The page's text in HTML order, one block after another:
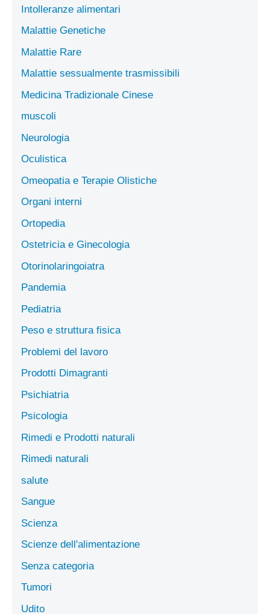
Intolleranze alimentari
Malattie Genetiche
Malattie Rare
Malattie sessualmente trasmissibili
Medicina Tradizionale Cinese
muscoli
Neurologia
Oculistica
Omeopatia e Terapie Olistiche
Organi interni
Ortopedia
Ostetricia e Ginecologia
Otorinolaringoiatra
Pandemia
Pediatria
Peso e struttura fisica
Problemi del lavoro
Prodotti Dimagranti
Psichiatria
Psicologia
Rimedi e Prodotti naturali
Rimedi naturali
salute
Sangue
Scienza
Scienze dell'alimentazione
Senza categoria
Tumori
Udito